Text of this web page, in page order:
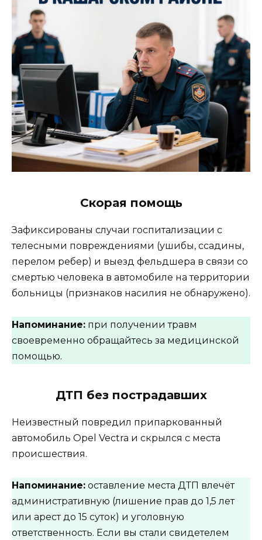
Скорая помощь
Зафиксированы случаи госпитализации с
телесными повреждениями (ушибы, ссадины,
перелом ребер) и выезд фельдшера в связи со
смертью человека в автомобиле на территории
больницы (признаков насилия не обнаружено).
Напоминание: при получении травм
своевременно обращайтесь за медицинской
помощью.
ДТП без пострадавших
Неизвестный повредил припаркованный
автомобиль Opel Vectra и скрылся с места
происшествия.
Напоминание: оставление места ДТП влечёт
административную (лишение прав до 1,5 лет
или арест до 15 суток) и уголовную
ответственность. Если вы стали свидетелем